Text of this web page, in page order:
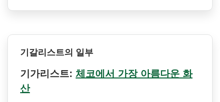
기갈리스트의 일부
기가리스트: 체코에서 가장 아름다운 화
산